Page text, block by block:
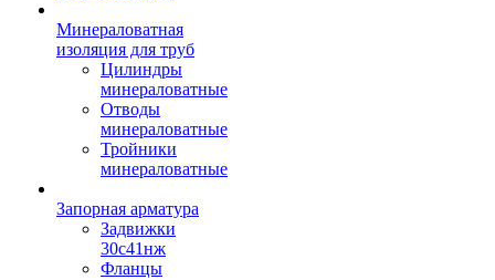
Минераловатная
изоляция для труб
Цилиндры
минераловатные
Отводы
минераловатные
Тройники
минераловатные
Запорная арматура
Задвижки
30с41нж
Фланцы